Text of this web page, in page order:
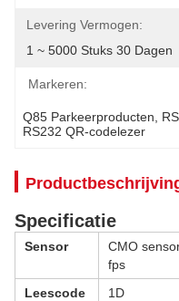
Levering Vermogen:
1 ~ 5000 Stuks 30 Dagen
Markeren:
Q85 Parkeerproducten
RS232 QR-codelezer
Specificatie
Sensor
CMO
fps
Leescode
1D